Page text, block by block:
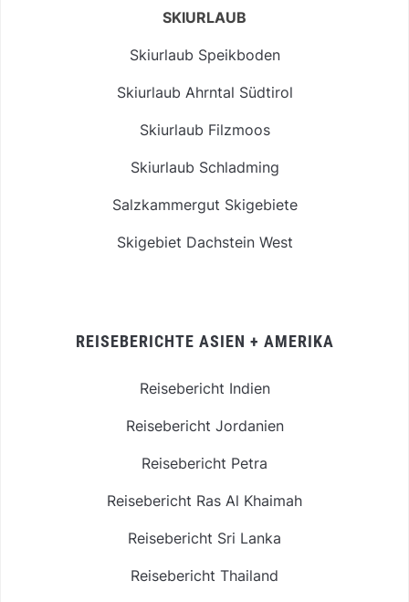
SKIURLAUB
Skiurlaub Speikboden
Skiurlaub Ahrntal Südtirol
Skiurlaub Filzmoos
Skiurlaub Schladming
Salzkammergut Skigebiete
Skigebiet Dachstein West
REISEBERICHTE ASIEN + AMERIKA
Reisebericht Indien
Reisebericht Jordanien
Reisebericht Petra
Reisebericht Ras Al Khaimah
Reisebericht Sri Lanka
Reisebericht Thailand